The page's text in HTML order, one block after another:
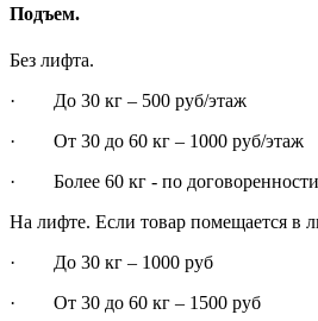
Подъем.
Без лифта.
· До 30 кг – 500 руб/этаж
· От 30 до 60 кг – 1000 руб/этаж
· Более 60 кг - по договоренности
На лифте. Если товар помещается в
· До 30 кг – 1000 руб
· От 30 до 60 кг – 1500 руб